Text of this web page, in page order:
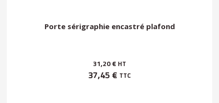
Porte sérigraphie encastré plafond
31,20 € HT
37,45 € TTC